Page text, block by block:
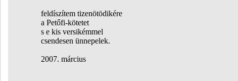
feldíszítem tizenötödikére
a Petőfi-kötetet
s e kis versikémmel
csendesen ünnepelek.
2007. március